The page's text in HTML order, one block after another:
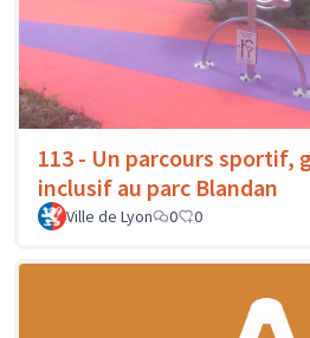
113 - Un parcours sportif,
inclusif au parc Blandan
Ville de Lyon 0 0